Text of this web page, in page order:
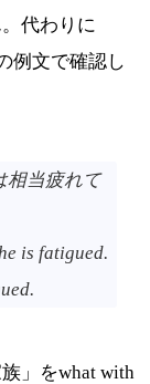
代わりに
例文で確認し
相当疲れて
is fatigued.
」をwhat with